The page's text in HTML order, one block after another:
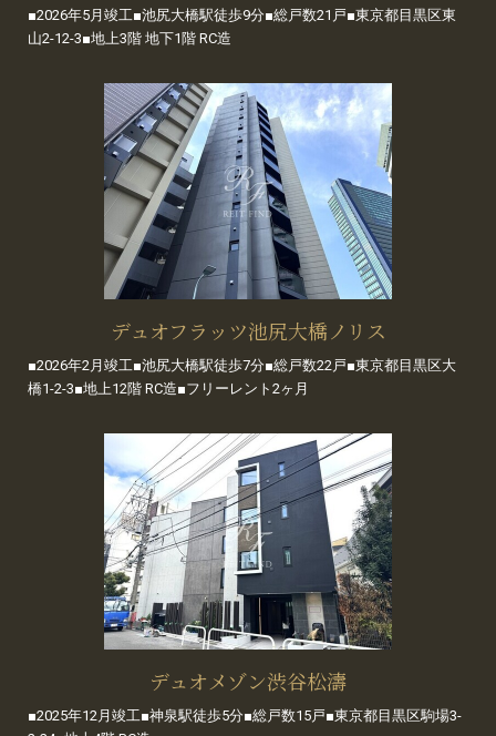
■2026年5月竣工■池尻大橋駅徒歩9分■総戸数21戸■東京都目黒区東
山2-12-3■地上3階 地下1階 RC造
デュオフラッツ池尻大橋ノリス
■2026年2月竣工■池尻大橋駅徒歩7分■総戸数22戸■東京都目黒区大
橋1-2-3■地上12階 RC造■フリーレント2ヶ月
デュオメゾン渋谷松濤
■2025年12月竣工■神泉駅徒歩5分■総戸数15戸■東京都目黒区駒場3-